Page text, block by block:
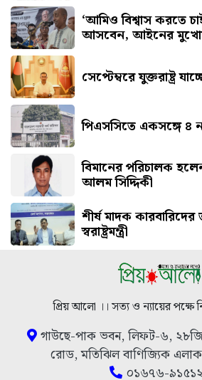
‘আমিও বিশ্বাস করতে
আসবেন, আইনের
সেপ্টেম্বরে যুক্তরাষ্ট্র
পিএসসিতে একসঙ্গে ৪
বিমানের পরিচালক
আলম সিদ্দিকী
শীর্ষ মাদক
স্বরাষ্ট্রমন্ত্রী
প্রিয় আলো ।। সত্য ও ন্যায়ের পক্ষে
গাউছে-পাক ভবন, লিফট-৬,
রোড, মতিঝিল বাণিজ্যিক
০১৬৭৬-